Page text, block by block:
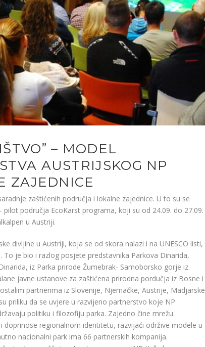
– MODEL
AUSTRIJSKOG NP
ZAJEDNICE
zaštićenih područja i lokalne zajednice. U to su se
područja EcoKarst programa, koji su od 24.09. do 27.09.
u Austriji.
divljine u Austriji, koja se od skora nalazi i na UNESCO listi,
je bio i razlog posjete predstavnika Parkova Dinarida,
iz Parka prirode Žumebrak- Samoborsko gorje iz
javne ustanove za zaštićena prirodna pordučja iz Bosne i
partnerima iz Slovenije, Njemačke, Austrije, Madjarske
priliku da se uvjere u razvijeno partnerstvo koje NP
politiku i filozofiju parka. Zajedno čine mrežu
regionalnom identitetu, razvijaći održive modele u
nacionalni park ima 66 partnerskih kompanija.